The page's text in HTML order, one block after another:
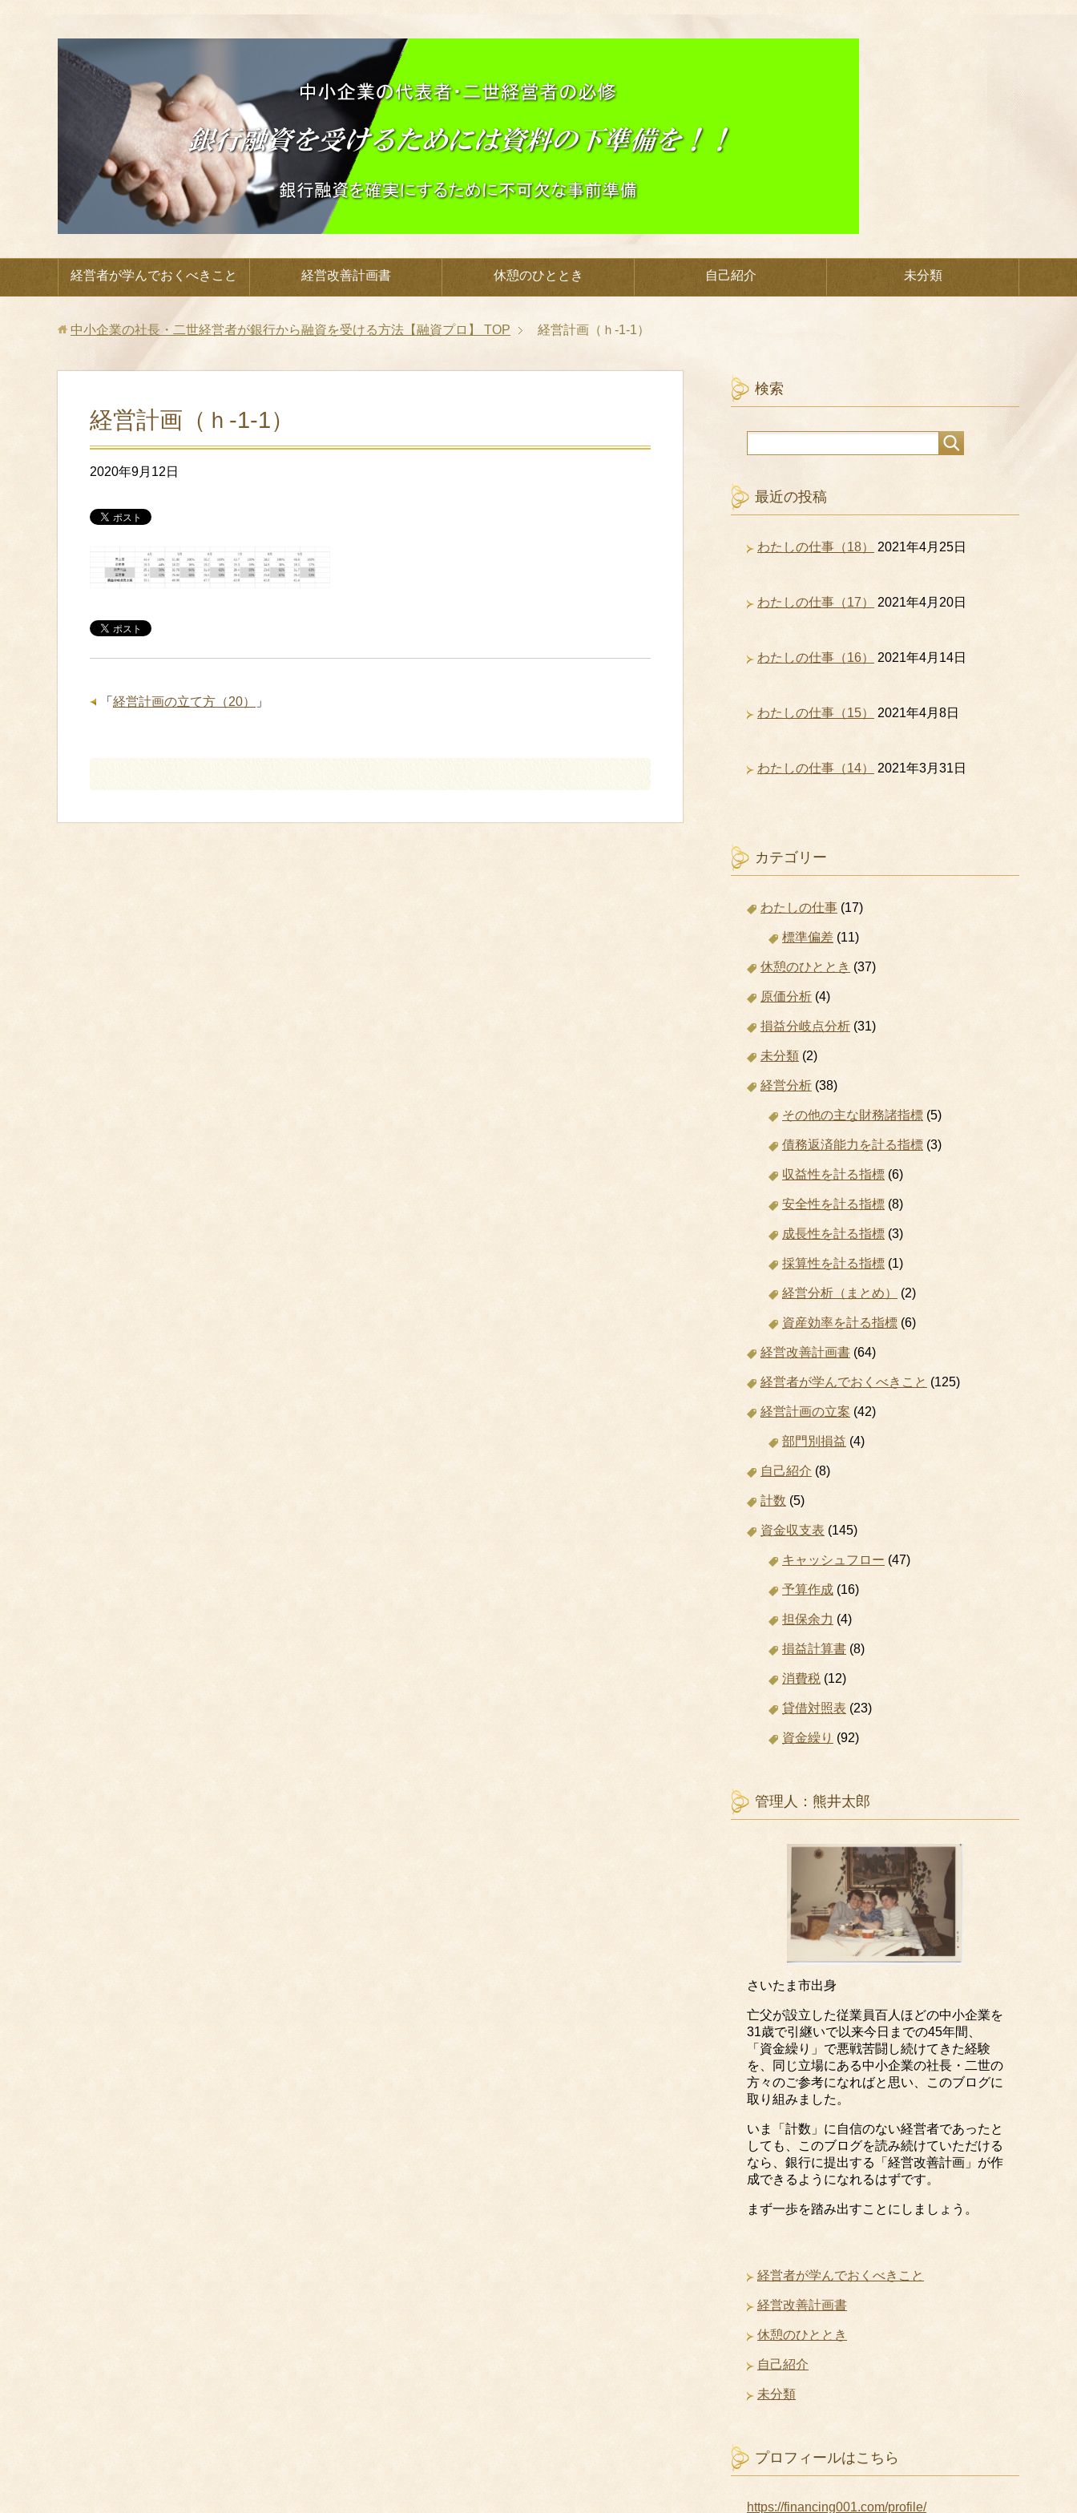
経営者が学んでおくべきこと 経営改善計画書 休憩のひととき 自己紹介 未分類
中小企業の社長・二世経営者が銀行から融資を受ける方法【融資プロ】 TOP 経営計画（ｈ-1-1）
経営計画（ｈ-1-1）
2020年9月12日
「 経営計画の立て方（20） 」
検索
最近の投稿
わたしの仕事（18） 2021年4月25日
わたしの仕事（17） 2021年4月20日
わたしの仕事（16） 2021年4月14日
わたしの仕事（15） 2021年4月8日
わたしの仕事（14） 2021年3月31日
カテゴリー
わたしの仕事 (17)
標準偏差 (11)
休憩のひととき (37)
原価分析 (4)
損益分岐点分析 (31)
未分類 (2)
経営分析 (38)
その他の主な財務諸指標 (5)
債務返済能力を計る指標 (3)
収益性を計る指標 (6)
安全性を計る指標 (8)
成長性を計る指標 (3)
採算性を計る指標 (1)
経営分析（まとめ） (2)
資産効率を計る指標 (6)
経営改善計画書 (64)
経営者が学んでおくべきこと (125)
経営計画の立案 (42)
部門別損益 (4)
自己紹介 (8)
計数 (5)
資金収支表 (145)
キャッシュフロー (47)
予算作成 (16)
担保余力 (4)
損益計算書 (8)
消費税 (12)
貸借対照表 (23)
資金繰り (92)
管理人：熊井太郎
さいたま市出身
亡父が設立した従業員百人ほどの中小企業を
31歳で引継いで以来今日までの45年間、
「資金繰り」で悪戦苦闘し続けてきた経験
を、同じ立場にある中小企業の社長・二世の
方々のご参考になればと思い、このブログに
取り組みました。
いま「計数」に自信のない経営者であったと
しても、このブログを読み続けていただける
なら、銀行に提出する「経営改善計画」が作
成できるようになれるはずです。
まず一歩を踏み出すことにしましょう。
経営者が学んでおくべきこと
経営改善計画書
休憩のひととき
自己紹介
未分類
プロフィールはこちら
https://financing001.com/profile/